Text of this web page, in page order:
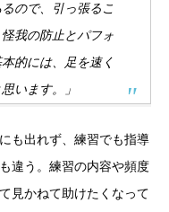
ので、引っ張るこ
我の防止とパフォ
本的には、足を速く
います。」
も出れず、練習でも指導
違う。練習の内容や頻度
見かねて助けたくなって